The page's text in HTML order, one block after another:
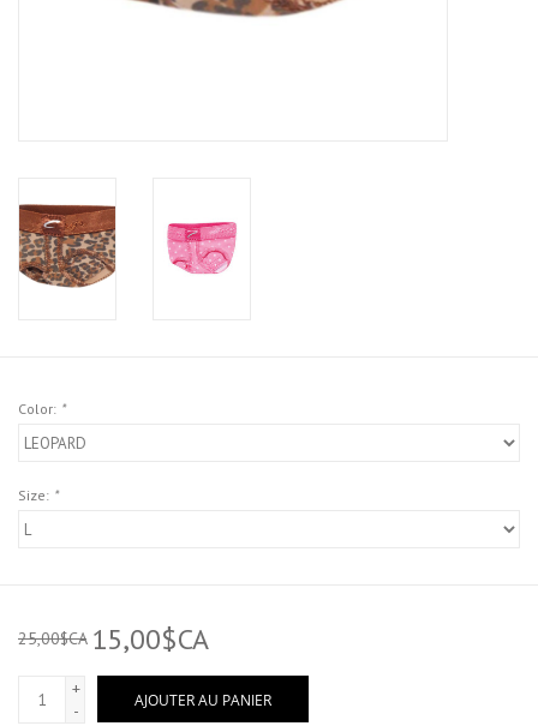
Color: *
Size: *
25,00$CA 15,00$CA
+
-
AJOUTER AU PANIER